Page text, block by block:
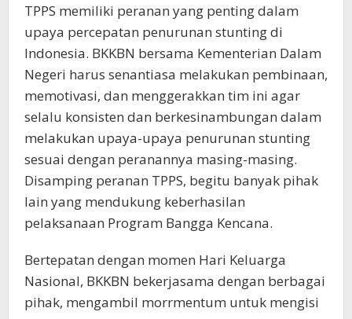
TPPS memiliki peranan yang penting dalam
upaya percepatan penurunan stunting di
Indonesia. BKKBN bersama Kementerian Dalam
Negeri harus senantiasa melakukan pembinaan,
memotivasi, dan menggerakkan tim ini agar
selalu konsisten dan berkesinambungan dalam
melakukan upaya-upaya penurunan stunting
sesuai dengan peranannya masing-masing.
Disamping peranan TPPS, begitu banyak pihak
lain yang mendukung keberhasilan
pelaksanaan Program Bangga Kencana.
Bertepatan dengan momen Hari Keluarga
Nasional, BKKBN bekerjasama dengan berbagai
pihak, mengambil morrmentum untuk mengisi